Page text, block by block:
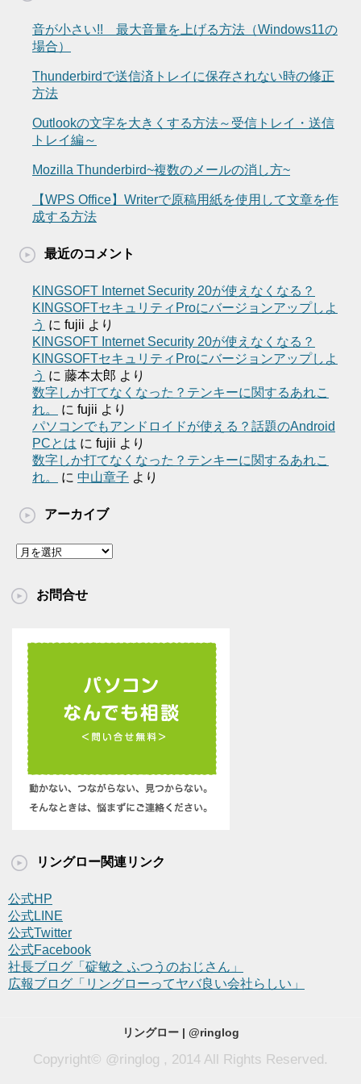
音が小さい!! 最大音量を上げる方法（Windows11の
場合）
Thunderbirdで送信済トレイに保存されない時の修正
方法
Outlookの文字を大きくする方法～受信トレイ・送信
トレイ編～
Mozilla Thunderbird~複数のメールの消し方~
【WPS Office】Writerで原稿用紙を使用して文章を作
成する方法
最近のコメント
KINGSOFT Internet Security 20が使えなくなる？
KINGSOFTセキュリティProにバージョンアップしよ
う に fujii より
KINGSOFT Internet Security 20が使えなくなる？
KINGSOFTセキュリティProにバージョンアップしよ
う に 藤本太郎 より
数字しか打てなくなった？テンキーに関するあれこ
れ。
に fujii より
パソコンでもアンドロイドが使える？話題のAndroid
PCとは に fujii より
数字しか打てなくなった？テンキーに関するあれこ
れ。
に 中山章子 より
アーカイブ
ア
イ
お問合せ
リングロー関連リンク
公式HP
公式LINE
公式Twitter
公式Facebook
社長ブログ「碇敏之 ふつうのおじさん」
広報ブログ「リングローってヤバ良い会社らしい」
リングロー | @ringlog
Copyright© @ringlog , 2014 All Rights Reserved.